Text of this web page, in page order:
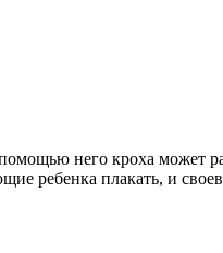
него кроха может
ребенка плакать, и